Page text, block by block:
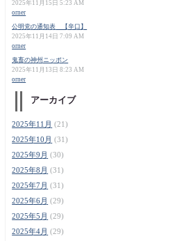
2025年11月15日 5:23 AM
orner
公明党の通知表 【辛口】
2025年11月14日 7:09 AM
orner
鬼畜の神州ニッポン
2025年11月13日 8:23 AM
orner
アーカイブ
2025年11月 (21)
2025年10月 (31)
2025年9月 (30)
2025年8月 (31)
2025年7月 (31)
2025年6月 (29)
2025年5月 (29)
2025年4月 (29)